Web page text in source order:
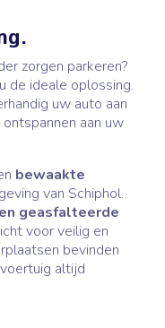
zorgen parkeren?
de ideale oplossing.
uw auto aan
aan uw
bewaakte
van Schiphol.
geasfalteerde
voor veilig en
bevinden
altijd